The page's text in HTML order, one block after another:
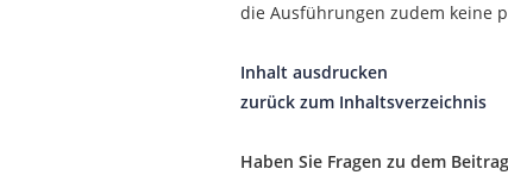
die Ausführungen zudem keine
Inhalt ausdrucken
zurück zum Inhaltsverzeichnis
Haben Sie Fragen zu dem